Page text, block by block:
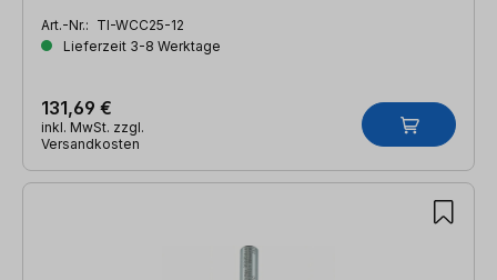
Art.-Nr.: TI-WCC25-12
Lieferzeit 3-8 Werktage
131,69 €
inkl. MwSt. zzgl.
Versandkosten